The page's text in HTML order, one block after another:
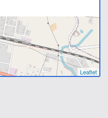
Leaflet